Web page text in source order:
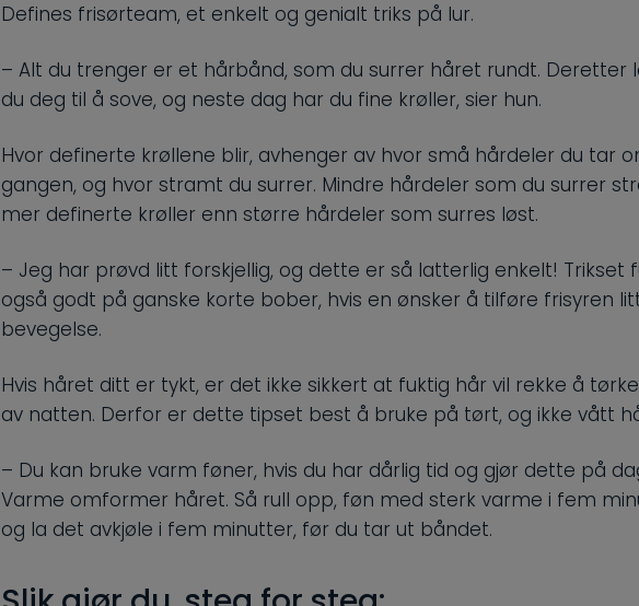
Defines frisørteam, et enkelt og genialt triks på lur.
– Alt du trenger er et hårbånd, som du surrer håret rundt. Deretter
du deg til å sove, og neste dag har du fine krøller, sier hun.
Hvor definerte krøllene blir, avhenger av hvor små hårdeler du tar
gangen, og hvor stramt du surrer. Mindre hårdeler som du surrer
mer definerte krøller enn større hårdeler som surres løst.
– Jeg har prøvd litt forskjellig, og dette er så latterlig enkelt! Trikset
også godt på ganske korte bober, hvis en ønsker å tilføre frisyren
bevegelse.
Hvis håret ditt er tykt, er det ikke sikkert at fuktig hår vil rekke å
av natten. Derfor er dette tipset best å bruke på tørt, og ikke vått
– Du kan bruke varm føner, hvis du har dårlig tid og gjør dette på
Varme omformer håret. Så rull opp, føn med sterk varme i fem
og la det avkjøle i fem minutter, før du tar ut båndet.